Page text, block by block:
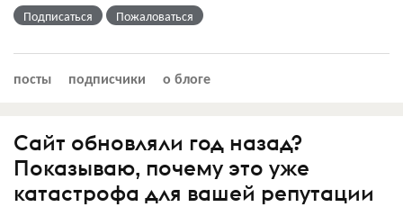
Подписаться Пожаловаться
посты подписчики о блоге
Сайт обновляли год назад?
Показываю, почему это уже
катастрофа для вашей репутации